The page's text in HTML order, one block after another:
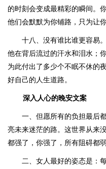
的时刻会变成最精彩的瞬间。
他们会默默为你铺路，只为让
十八、没有谁比谁更容易
他在背后流过的汗水和泪水；
为此付出了多少个不眠不休的
好自己的人生道路。
深入人心的晚安文案
一、但愿所有的负担最后
亮未来迷茫的路。这世界从来
都强了，你强了，所有阻碍都
二、女人最好的姿态是：